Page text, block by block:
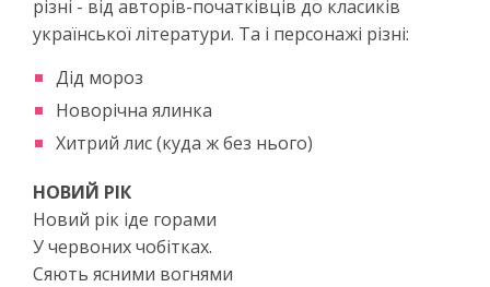
різні - від авторів-початківців до класиків
української літератури. Та і персонажі різні:
Дід мороз
Новорічна ялинка
Хитрий лис (куда ж без нього)
НОВИЙ РІК
Новий рік іде горами
У червоних чобітках.
Сяють ясними вогнями